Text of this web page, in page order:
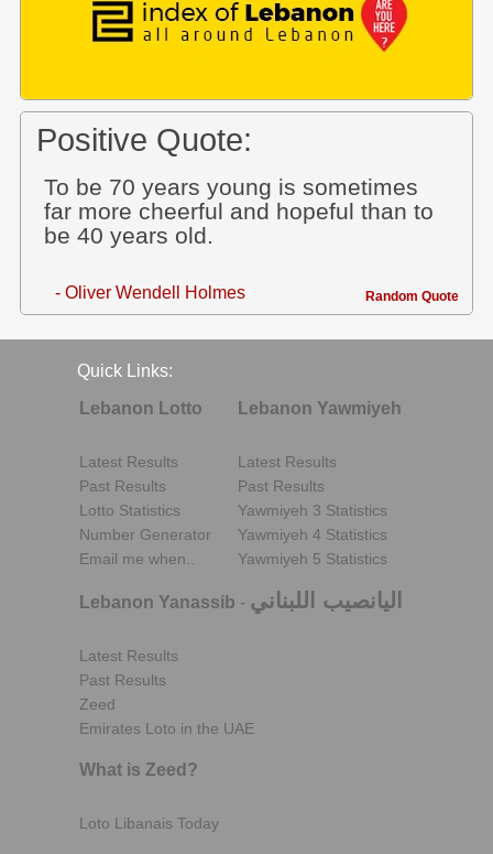
Positive Quote:
To be 70 years young is sometimes
far more cheerful and hopeful than to
be 40 years old.
- Oliver Wendell Holmes Random Quote
Quick Links:
Lebanon Lotto
Latest Results
Past Results
Lotto Statistics
Number Generator
Email me when..
Lebanon Yawmiyeh
Latest Results
Past Results
Yawmiyeh 3 Statistics
Yawmiyeh 4 Statistics
Yawmiyeh 5 Statistics
Lebanon Yanassib - اليانصيب اللبناني
Latest Results
Past Results
Zeed
Emirates Loto in the UAE
What is Zeed?
Loto Libanais Today